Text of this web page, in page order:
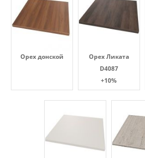
Орех донской
Орех Ликата
D4087
+10%